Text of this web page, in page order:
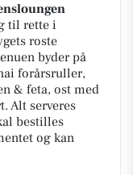
til rette i
roste
byder på
forårsruller,
& feta, ost med
Alt serveres
bestilles
og kan